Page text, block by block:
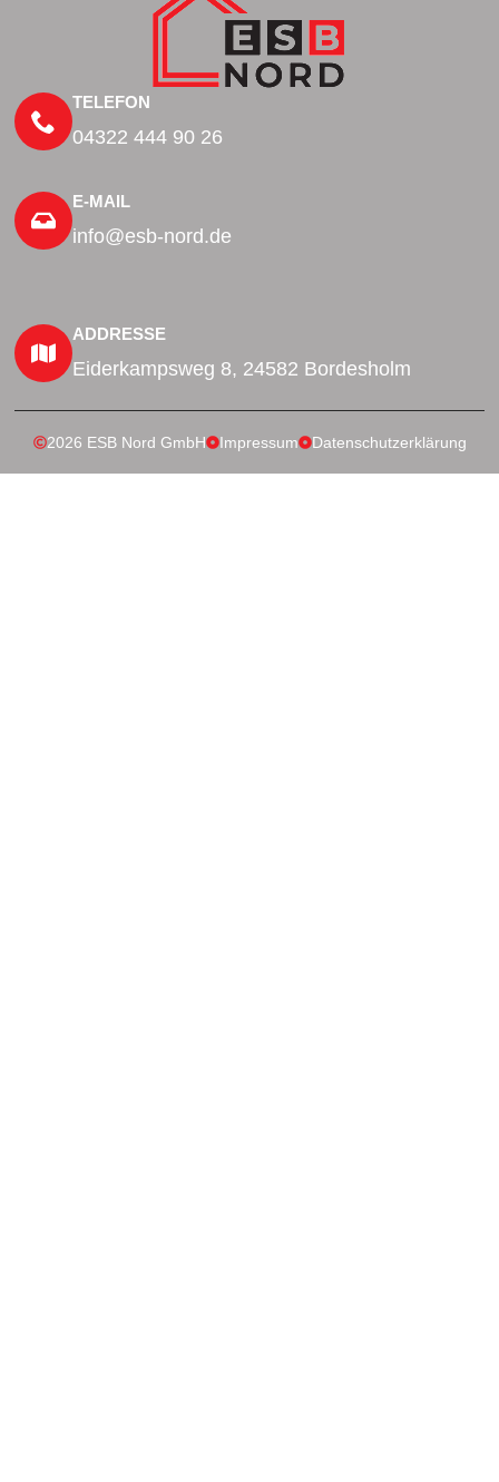
TELEFON
04322 444 90 26
E-MAIL
info@esb-nord.de
ADDRESSE
Eiderkampsweg 8, 24582 Bordesholm
2026 ESB Nord GmbH Impressum Datenschutzerklärung